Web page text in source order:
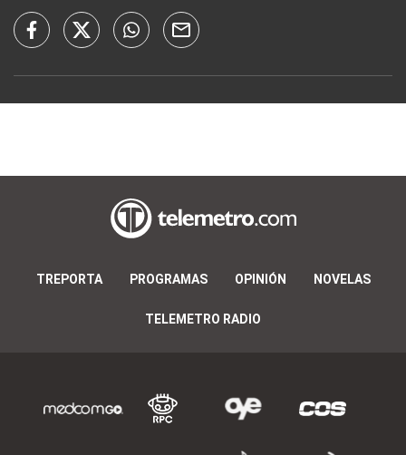
TREPORTA PROGRAMAS OPINIÓN NOVELAS
TELEMETRO RADIO